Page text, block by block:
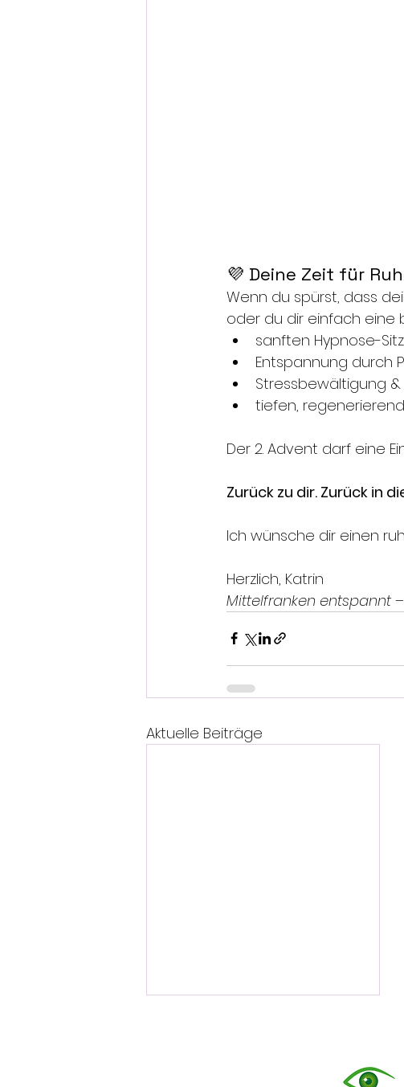
💜 Deine Zeit für
Wenn du spürst, dass
oder du dir einfach eine
sanften Hypnose-
Entspannung durch
Stressbewältigung
tiefen,
Der 2. Advent darf eine
Zurück zu dir. Zurück in
Ich wünsche dir einen
Herzlich, Katrin
Mittelfranken entspannt
Aktuelle Beiträge